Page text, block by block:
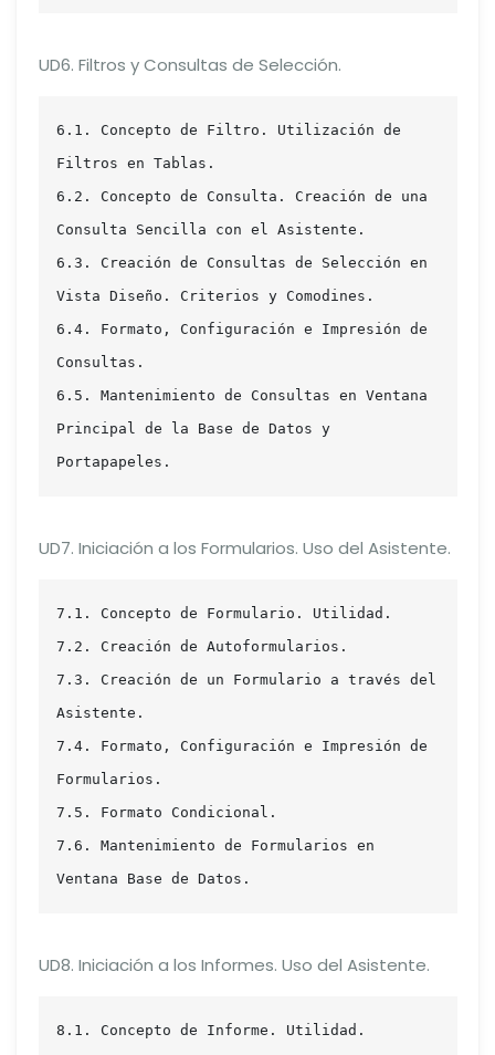
UD6. Filtros y Consultas de Selección.
6.1. Concepto de Filtro. Utilización de
Filtros en Tablas.
6.2. Concepto de Consulta. Creación de una
Consulta Sencilla con el Asistente.
6.3. Creación de Consultas de Selección en
Vista Diseño. Criterios y Comodines.
6.4. Formato, Configuración e Impresión de
Consultas.
6.5. Mantenimiento de Consultas en Ventana
Principal de la Base de Datos y
Portapapeles.
UD7. Iniciación a los Formularios. Uso del Asistente.
7.1. Concepto de Formulario. Utilidad.
7.2. Creación de Autoformularios.
7.3. Creación de un Formulario a través del
Asistente.
7.4. Formato, Configuración e Impresión de
Formularios.
7.5. Formato Condicional.
7.6. Mantenimiento de Formularios en
Ventana Base de Datos.
UD8. Iniciación a los Informes. Uso del Asistente.
8.1. Concepto de Informe. Utilidad.